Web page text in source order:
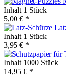
Inhalt 1 Stück
5,00 € *
Inhalt 1 Stück
3,95 € *
Inhalt 1000 Stück
14,95 € *